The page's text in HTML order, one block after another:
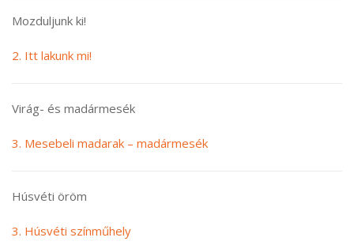
Mozduljunk ki!
2. Itt lakunk mi!
Virág- és madármesék
3. Mesebeli madarak – madármesék
Húsvéti öröm
3. Húsvéti színműhely